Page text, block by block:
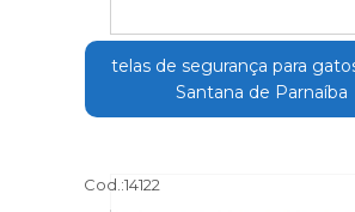
telas de segurança para
Santana de Parnaíba
Cod.:14122